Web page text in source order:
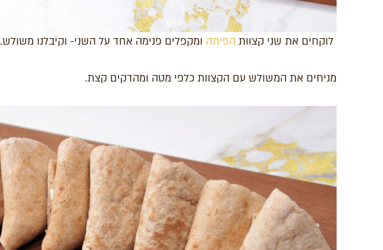
לוקחים את שני קצוות הפיתה ומקפלים פנימה אחד על השני- וקיבלנו משולש.
מניחים את המשולש עם הקצוות כלפי מטה ומהדקים קצת.